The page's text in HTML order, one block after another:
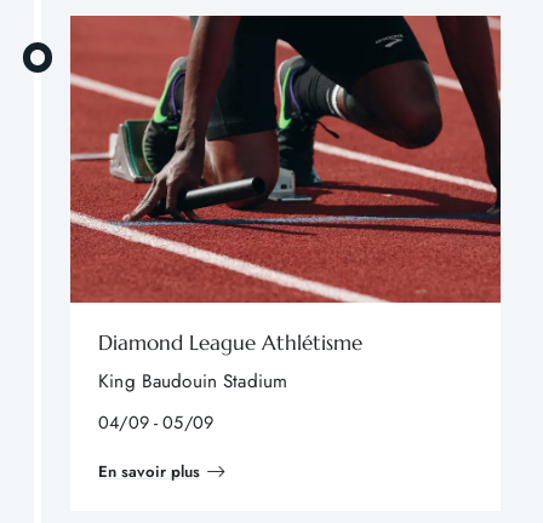
Diamond League Athlétisme
King Baudouin Stadium
04/09 - 05/09
En savoir plus